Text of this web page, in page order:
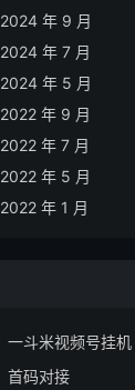
2024 年 9 月
2024 年 7 月
2024 年 5 月
2022 年 9 月
2022 年 7 月
2022 年 5 月
2022 年 1 月
一斗米视频号挂机
首码对接